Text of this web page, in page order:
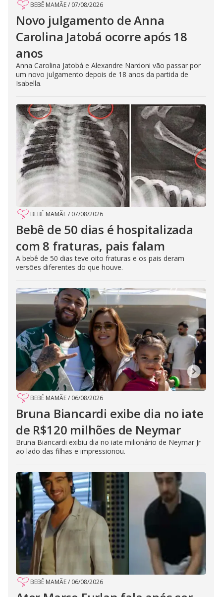
BEBÊ MAMÃE/ 07/08/2026
Novo julgamento de Anna
Carolina Jatobá ocorre após 18
anos
Anna Carolina Jatobá e Alexandre Nardoni vão passar por
um novo julgamento depois de 18 anos da partida de
Isabella.
BEBÊ MAMÃE/ 07/08/2026
Bebê de 50 dias é hospitalizada
com 8 fraturas, pais falam
A bebê de 50 dias teve oito fraturas e os pais deram
versões diferentes do que houve.
BEBÊ MAMÃE/ 06/08/2026
Bruna Biancardi exibe dia no iate
de R$120 milhões de Neymar
Bruna Biancardi exibiu dia no iate milionário de Neymar Jr
ao lado das filhas e impressionou.
BEBÊ MAMÃE/ 06/08/2026